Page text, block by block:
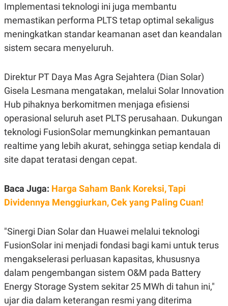
O
T
A
N
T
I
S
U
S
JARINGAN
K
O
N
T
N
A
C
E
M
Y
P
R
E
S
R
E
L
S
.
L
A
N
G
G
A
N
A
N
K
I
N
E
R
J
A
E
M
Implementasi teknologi ini juga membantu
memastikan performa PLTS tetap optimal sekaligus
meningkatkan standar keamanan aset dan keandalan
sistem secara menyeluruh.
Direktur PT Daya Mas Agra Sejahtera (Dian Solar)
Gisela Lesmana mengatakan, melalui Solar Innovation
Hub pihaknya berkomitmen menjaga efisiensi
operasional seluruh aset PLTS perusahaan. Dukungan
teknologi FusionSolar memungkinkan pemantauan
realtime yang lebih akurat, sehingga setiap kendala di
site dapat teratasi dengan cepat.
Baca Juga: Harga Saham Bank Koreksi, Tapi
Dividennya Menggiurkan, Cek yang Paling Cuan!
"Sinergi Dian Solar dan Huawei melalui teknologi
FusionSolar ini menjadi fondasi bagi kami untuk terus
mengakselerasi perluasan kapasitas, khususnya
dalam pengembangan sistem O&M pada Battery
Energy Storage System sekitar 25 MWh di tahun ini,"
ujar dia dalam keterangan resmi yang diterima